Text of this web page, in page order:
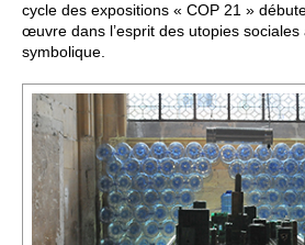
Sacré
cycle des expositions « COP 21 »
œuvre dans l’esprit des utopies sociales
symbolique.